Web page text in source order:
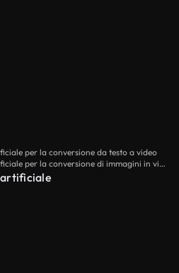
per la conversione da testo a video
Flussi di lavoro di intelligenza artificiale per la conversione di immagini in video
artificiale